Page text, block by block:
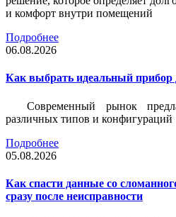
и комфорт внутри помещений
Подробнее
06.08.2026
Как выбрать идеальный прибор
Современный рынок
различных типов и конфигураций
Подробнее
05.08.2026
Как спасти данные со
сразу после неисправности